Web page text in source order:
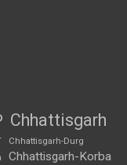
Chhattisgarh
Chhattisgarh-Durg
Chhattisgarh-Korba